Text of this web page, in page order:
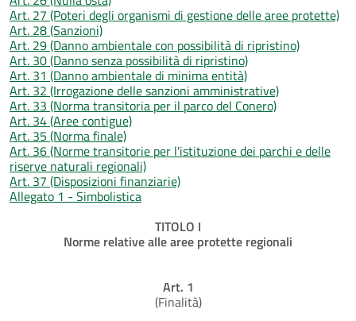
Art. 27 (Poteri degli organismi di gestione delle aree protette)
Art. 28 (Sanzioni)
Art. 29 (Danno ambientale con possibilità di ripristino)
Art. 30 (Danno senza possibilità di ripristino)
Art. 31 (Danno ambientale di minima entità)
Art. 32 (Irrogazione delle sanzioni amministrative)
Art. 33 (Norma transitoria per il parco del Conero)
Art. 34 (Aree contigue)
Art. 35 (Norma finale)
Art. 36 (Norme transitorie per l'istituzione dei parchi e delle
riserve naturali regionali)
Art. 37 (Disposizioni finanziarie)
Allegato 1 - Simbolistica
TITOLO I
Norme relative alle aree protette regionali
Art. 1
(Finalità)